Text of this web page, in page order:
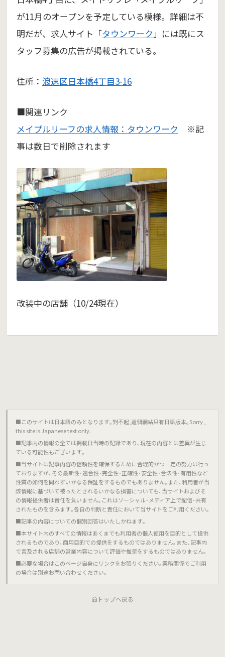
が11月のオープンを予定している模様。詳細は不
明だが、求人サイト「タウンワーク 」には既にス
タッフ募集の広告が掲載されている。
住所： 浪速区日本橋4丁目3-16
■関連リンク
メイプルリーフの求人情報：タウンワーク ※記
事は数日で削除されます
改装中の店舗（10/24現在）
■このサイトは日本語のみとなります｡對不起,這個網站只有日語版本｡Sorry ,
this site is Japanese text only.
■記事内の情報の全ては掲載日当時の記録であり､現在の内容とは差異が生じ
ている可能性もございます｡
■当サイトは記事内容の信頼性を確保するために合理的かつ一定の努力は行っ
ておりますが､その最新性･適合性･完全性･正確性･安全性･合法性･有用性など
性質の如何を問わずいかなる保証をするものでもありません｡また､利用者が当
該情報に基づいて被ったとされるいかなる損害についても､当サイトおよびそ
の情報提供者は責任を負いません｡これはソーシャル･メディア上で配信･共有
されたものを含みます｡各自の判断と責任において当サイトをご利用ください｡
■記事の内容についての個別回答はいたしかねます｡
■本サイト内のすべての情報はあくまでも利用者の個人使用を目的として提供
されるものであり､商用目的での提供をするものではありません｡また､記事内
で言及される店舗の営業内容について評価や推奨をするものではありません｡
■必要な場合はこのページ自身にリンクをお張りください｡業務関係でご利用
の場合は別途お問い合わせください｡
トップへ戻る